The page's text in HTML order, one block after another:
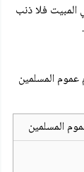
فلا ذنب
عموم المسلمين
المسلمين